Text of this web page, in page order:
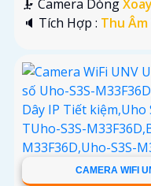
🗜️ Camera Dòng
️🔈 Tích Hợp : Thu Âm
CAMERA WIFI